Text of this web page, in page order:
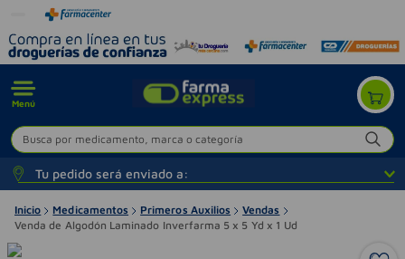
Menú
Busca por medicamento, marca o categoría
Tu pedido será enviado a:
Inicio Medicamentos Primeros Auxilios
Vendas
Venda de Algodón Laminado Inverfarma 5 x 5 Yd x 1 Ud